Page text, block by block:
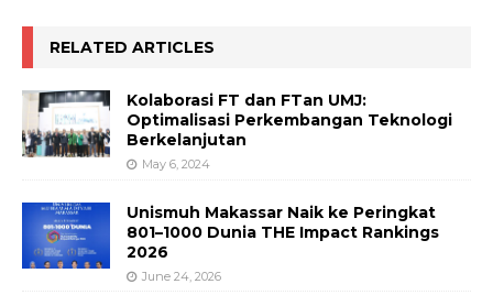
RELATED ARTICLES
Kolaborasi FT dan FTan UMJ:
Optimalisasi Perkembangan Teknologi
Berkelanjutan
May 6, 2024
Unismuh Makassar Naik ke Peringkat
801–1000 Dunia THE Impact Rankings
2026
June 24, 2026